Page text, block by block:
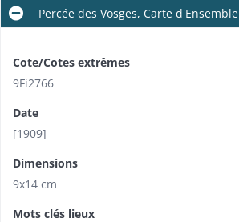
Percée des Vosges, Carte d'Ensemble
Cote/Cotes extrêmes
9Fi2766
Date
[1909]
Dimensions
9x14 cm
Mots clés lieux